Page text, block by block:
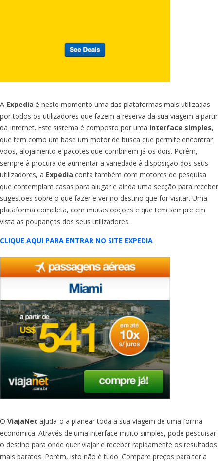
A Expedia é neste momento uma das plataformas mais utilizadas
por todos os utilizadores que fazem a reserva da sua viagem a partir
da Internet. Este sistema é composto por uma interface simples,
que tem como um base um motor de busca que permite encontrar
voos, alojamento e pacotes que combinem já os dois. Porém,
sempre à procura de aumentar a variedade à disposição dos seus
utilizadores, a Expedia conta também com motores de pesquisa
que contemplam casas para alugar e ainda uma secção para receber
sugestões sobre o que fazer e ver no destino que for visitar. Uma
plataforma completa, com muitas opções e que tem sempre em
vista as poupanças dos seus utilizadores.
CLIQUE AQUI PARA ENTRAR NO SITE EXPEDIA
O ViajaNet ajuda-o a planear toda a sua viagem de uma forma
económica. Através de uma interface muito simples, pode pesquisar
o destino para onde quer viajar e receber rapidamente os resultados
mais baratos. Porém, isto não é tudo. Compare preços para ter a